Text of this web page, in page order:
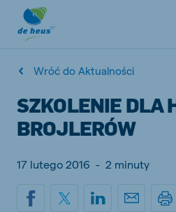
Wróć do Aktualności
SZKOLENIE DLA
BROJLERÓW
17 lutego 2016 - 2 minuty